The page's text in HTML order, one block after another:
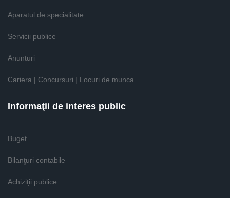
Aparatul de specialitate
Servicii publice
Anunturi
Cariera | Concursuri | Locuri de munca
Informaţii de interes public
Buget
Bilanţuri contabile
Achiziţii publice